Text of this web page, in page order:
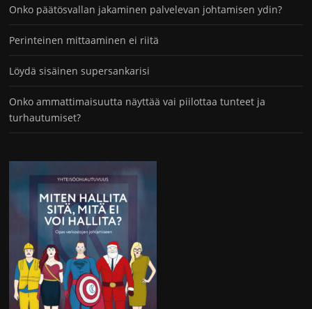
Onko päätösvallan jakaminen palvelevan johtamisen ydin?
Perinteinen mittaaminen ei riitä
Löydä sisäinen supersankarisi
Onko ammattimaisuutta näyttää vai piilottaa tunteet ja
turhautumiset?